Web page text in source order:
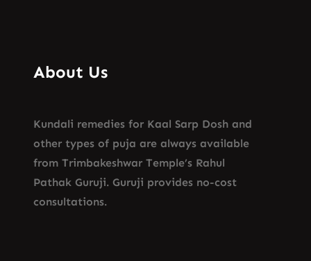
About Us
Kundali remedies for Kaal Sarp Dosh and
other types of puja are always available
from Trimbakeshwar Temple’s Rahul
Pathak Guruji. Guruji provides no-cost
consultations.